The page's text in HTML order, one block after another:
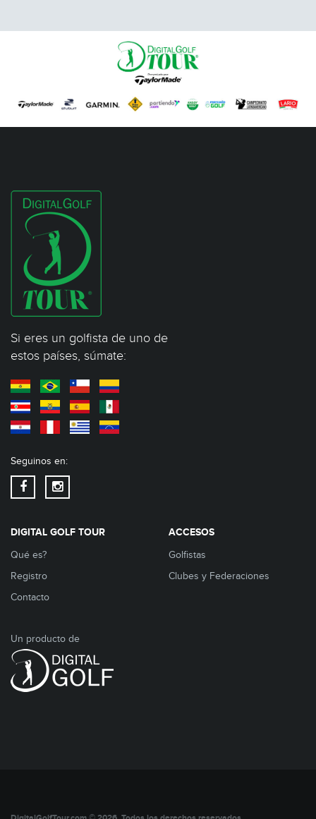
Si eres un golfista de uno de
estos países, súmate:
Seguinos en:
DIGITAL GOLF TOUR
Qué es?
Registro
Contacto
ACCESOS
Golfistas
Clubes y Federaciones
Un producto de